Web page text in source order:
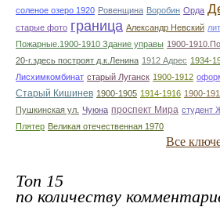
соленое озеро 1920 Ровенщина Воробин Орда
старые фото граница Александр Невский
Пожарные.1900-1910 Здание управы 1900-
20-г.здесь построят д.к.Ленина 1912 Адрес 1934-
Лисхимкомбинат старый Луганск 1900-1912
Старый Кишинев 1900-1905 1914-1916 1900-
Пушкинская ул. Чуюна проспект Мира студент
Плятер Великая отечественная 1970
Все
Топ 15
по количеству